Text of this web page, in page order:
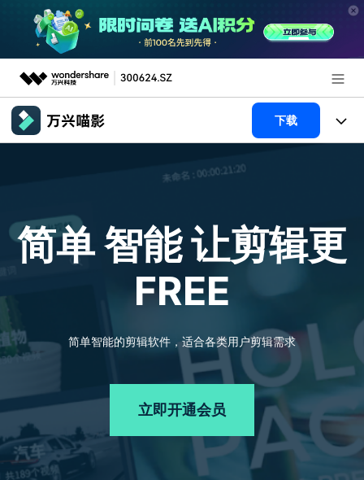
推荐产品
关于万兴
客服热线：4000-300624
下载
产品功能
视频/照片
AI 绘画
AI 视频续写
声音
文本
解决方案
专业创作人群
文章资讯
帮助中心
产品信息
立即购买
简单 智能让剪辑更
FREE
简单智能的剪辑软件，适合各类用户剪辑需求
立即开通会员